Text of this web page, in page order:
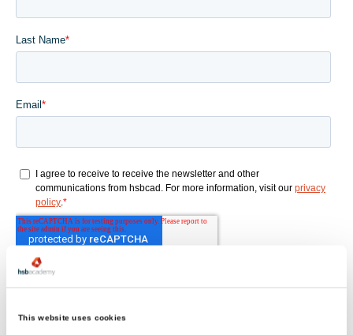
This website uses cookies